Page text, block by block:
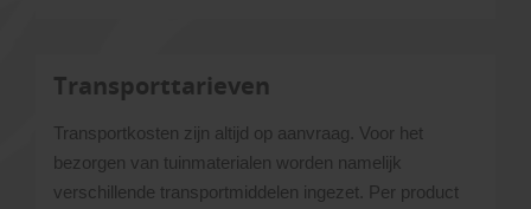
Transporttarieven
Transportkosten zijn altijd op aanvraag. Voor het
bezorgen van tuinmaterialen worden namelijk
verschillende transportmiddelen ingezet. Per product